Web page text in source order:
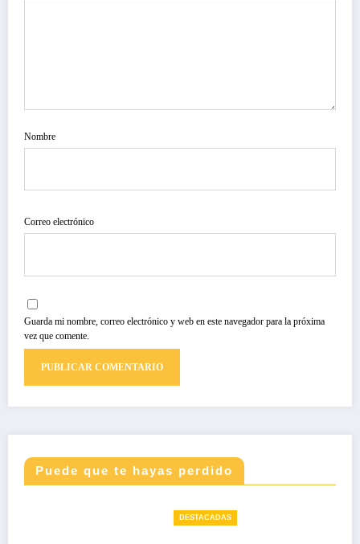
Nombre
Correo electrónico
Guarda mi nombre, correo electrónico y web en este navegador para la próxima
vez que comente.
Puede que te hayas perdido